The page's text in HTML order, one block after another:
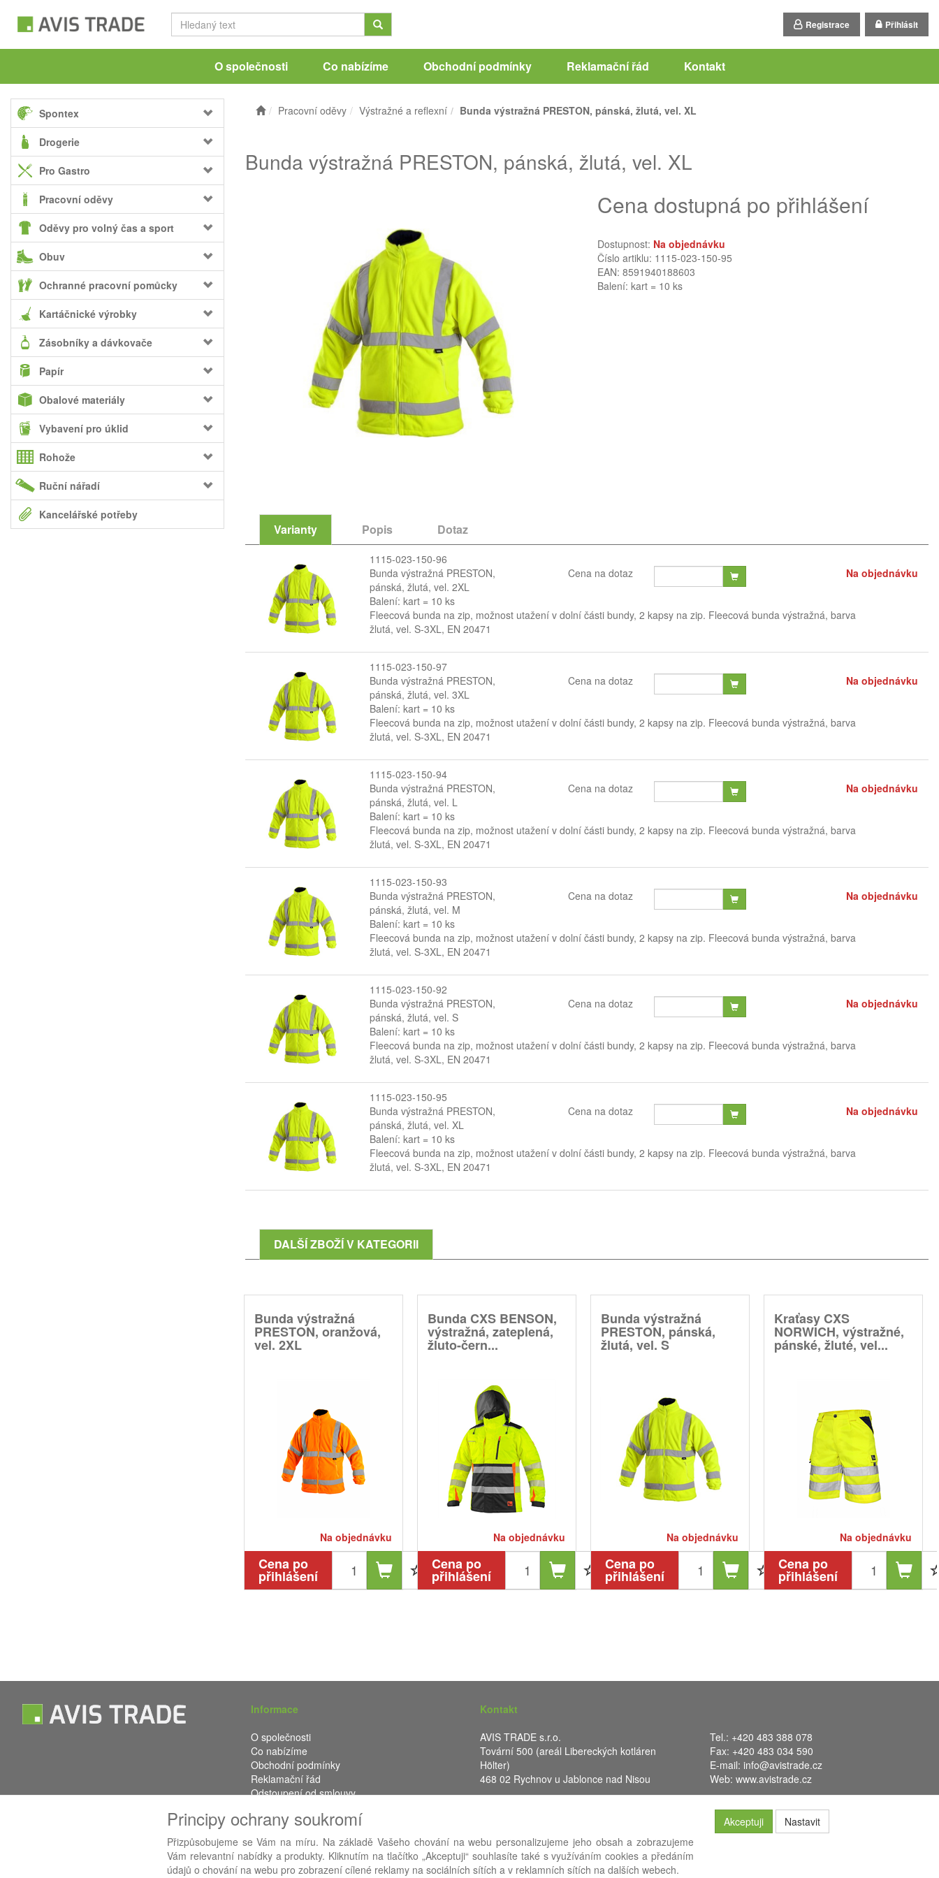
Registrace Přihlásit
O společnosti Co nabízíme Obchodní podmínky Reklamační řád Kontakt
Spontex
Drogerie
Pro Gastro
Pracovní oděvy
Oděvy pro volný čas a sport
Obuv
Ochranné pracovní pomůcky
Kartáčnické výrobky
Zásobníky a dávkovače
Papír
Obalové materiály
Vybavení pro úklid
Rohože
Ruční nářadí
Kancelářské potřeby
Pracovní oděvy Výstražné a reflexní Bunda výstražná PRESTON, pánská, žlutá, vel. XL
Bunda výstražná PRESTON, pánská, žlutá, vel. XL
Cena dostupná po přihlášení
Dostupnost: Na objednávku
Číslo artiklu: 1115-023-150-95
EAN: 8591940188603
Balení: kart = 10 ks
Varianty Popis Dotaz
1115-023-150-96
Bunda výstražná PRESTON,
pánská, žlutá, vel. 2XL
Balení: kart = 10 ks
Cena na dotaz Na objednávku
Fleecová bunda na zip, možnost utažení v dolní části bundy, 2 kapsy na zip. Fleecová bunda výstražná, barva
žlutá, vel. S-3XL, EN 20471
1115-023-150-97
Bunda výstražná PRESTON,
pánská, žlutá, vel. 3XL
Balení: kart = 10 ks
Cena na dotaz Na objednávku
Fleecová bunda na zip, možnost utažení v dolní části bundy, 2 kapsy na zip. Fleecová bunda výstražná, barva
žlutá, vel. S-3XL, EN 20471
1115-023-150-94
Bunda výstražná PRESTON,
pánská, žlutá, vel. L
Balení: kart = 10 ks
Cena na dotaz Na objednávku
Fleecová bunda na zip, možnost utažení v dolní části bundy, 2 kapsy na zip. Fleecová bunda výstražná, barva
žlutá, vel. S-3XL, EN 20471
1115-023-150-93
Bunda výstražná PRESTON,
pánská, žlutá, vel. M
Balení: kart = 10 ks
Cena na dotaz Na objednávku
Fleecová bunda na zip, možnost utažení v dolní části bundy, 2 kapsy na zip. Fleecová bunda výstražná, barva
žlutá, vel. S-3XL, EN 20471
1115-023-150-92
Bunda výstražná PRESTON,
pánská, žlutá, vel. S
Balení: kart = 10 ks
Cena na dotaz Na objednávku
Fleecová bunda na zip, možnost utažení v dolní části bundy, 2 kapsy na zip. Fleecová bunda výstražná, barva
žlutá, vel. S-3XL, EN 20471
1115-023-150-95
Bunda výstražná PRESTON,
pánská, žlutá, vel. XL
Balení: kart = 10 ks
Cena na dotaz Na objednávku
Fleecová bunda na zip, možnost utažení v dolní části bundy, 2 kapsy na zip. Fleecová bunda výstražná, barva
žlutá, vel. S-3XL, EN 20471
DALŠÍ ZBOŽÍ V KATEGORII
Bunda výstražná
PRESTON, oranžová,
vel. 2XL
Na objednávku
Cena po
přihlášení
Bunda CXS BENSON,
výstražná, zateplená,
žluto-čern...
Na objednávku
Cena po
přihlášení
Bunda výstražná
PRESTON, pánská,
žlutá, vel. S
Na objednávku
Cena po
přihlášení
Kraťasy CXS
NORWICH, výstražné,
pánské, žluté, vel...
Na objednávku
Cena po
přihlášení
Informace
O společnosti
Co nabízíme
Obchodní podmínky
Reklamační řád
Odstoupení od smlouvy
Kontakt
AVIS TRADE s.r.o.
Tovární 500 (areál Libereckých kotláren
Hölter)
468 02 Rychnov u Jablonce nad Nisou
Tel.: +420 483 388 078
Fax: +420 483 034 590
E-mail: info@avistrade.cz
Web: www.avistrade.cz
Používáme ABRA eShop- nejlepší řešení e-commerce pro náš procesní informační systémFLORES
Principy ochrany soukromí
Přizpůsobujeme se Vám na míru. Na základě Vašeho chování na webu personalizujeme jeho obsah a zobrazujeme
Vám relevantní nabídky a produkty. Kliknutím na tlačítko „Akceptuji“ souhlasíte také s využíváním cookies a předáním
údajů o chování na webu pro zobrazení cílené reklamy na sociálních sítích a v reklamních sítích na dalších webech.
Akceptuji Nastavit